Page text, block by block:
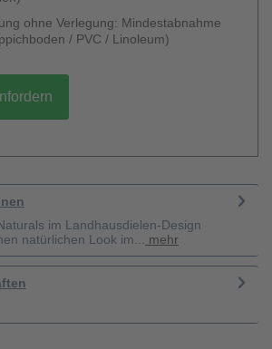
ohne Verlegung: Mindestabnahme
/ PVC / Linoleum)
im Landhausdielen-Design
natürlichen Look im...
mehr